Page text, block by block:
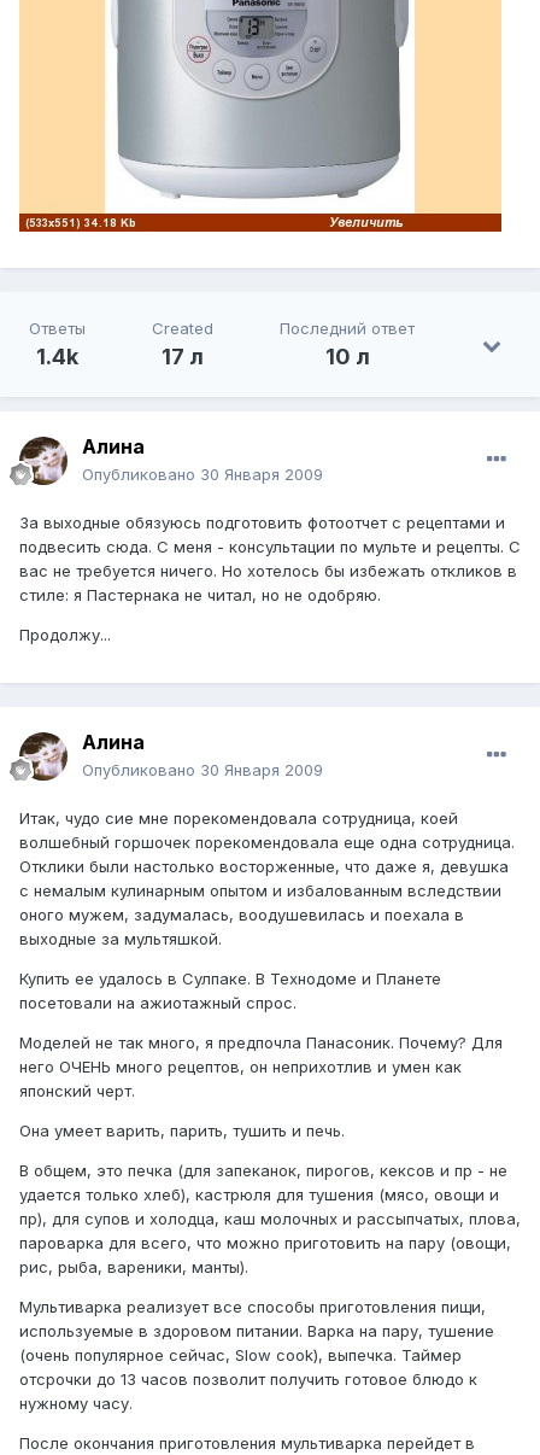
Ответы
1.4k
Created
17 л
Последний ответ
10 л
Алина
Опубликовано 30 Января 2009
За выходные обязуюсь подготовить фотоотчет с рецептами и
подвесить сюда. С меня - консультации по мульте и рецепты. С
вас не требуется ничего. Но хотелось бы избежать откликов в
стиле: я Пастернака не читал, но не одобряю.
Продолжу...
Алина
Опубликовано 30 Января 2009
Итак, чудо сие мне порекомендовала сотрудница, коей
волшебный горшочек порекомендовала еще одна сотрудница.
Отклики были настолько восторженные, что даже я, девушка
с немалым кулинарным опытом и избалованным вследствии
оного мужем, задумалась, воодушевилась и поехала в
выходные за мультяшкой.
Купить ее удалось в Сулпаке. В Технодоме и Планете
посетовали на ажиотажный спрос.
Моделей не так много, я предпочла Панасоник. Почему? Для
него ОЧЕНЬ много рецептов, он неприхотлив и умен как
японский черт.
Она умеет варить, парить, тушить и печь.
В общем, это печка (для запеканок, пирогов, кексов и пр - не
удается только хлеб), кастрюля для тушения (мясо, овощи и
пр), для супов и холодца, каш молочных и рассыпчатых, плова,
пароварка для всего, что можно приготовить на пару (овощи,
рис, рыба, вареники, манты).
Мультиварка реализует все способы приготовления пищи,
используемые в здоровом питании. Варка на пару, тушение
(очень популярное сейчас, Slow cook), выпечка. Таймер
отсрочки до 13 часов позволит получить готовое блюдо к
нужному часу.
После окончания приготовления мультиварка перейдет в